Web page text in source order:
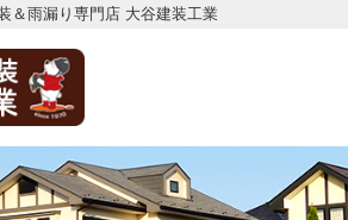
＆雨漏り専門店 大谷建装工業